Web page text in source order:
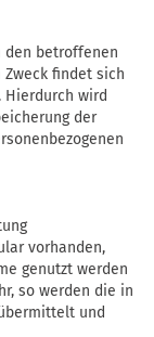
den betroffenen
findet sich
wird
der
vorhanden,
genutzt werden
so werden die in
und